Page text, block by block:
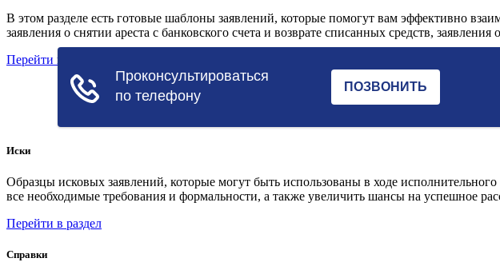
В этом разделе есть готовые шаблоны заявлений, которые помогут вам эффективно
заявления о снятии ареста с банковского счета и возврате списанных средств,
Перейти в раздел
Иски
Образцы исковых заявлений, которые могут быть использованы в ходе
все необходимые требования и формальности, а также увеличить шансы на успешное
Перейти в раздел
Справки